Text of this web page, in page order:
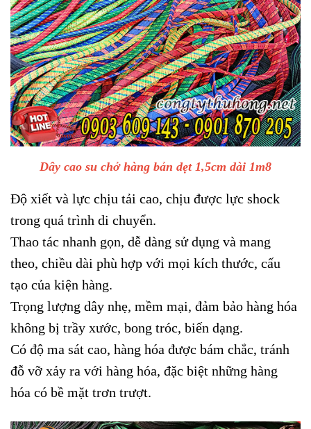
Dây cao su chở hàng bản dẹt 1,5cm dài 1m8
Độ xiết và lực chịu tải cao, chịu được lực shock
trong quá trình di chuyển.
Thao tác nhanh gọn, dễ dàng sử dụng và mang
theo, chiều dài phù hợp với mọi kích thước, cấu
tạo của kiện hàng.
Trọng lượng dây nhẹ, mềm mại, đảm bảo hàng hóa
không bị trầy xước, bong tróc, biến dạng.
Có độ ma sát cao, hàng hóa được bám chắc, tránh
đỗ vỡ xảy ra với hàng hóa, đặc biệt những hàng
hóa có bề mặt trơn trượt.